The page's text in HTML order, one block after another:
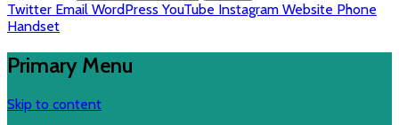
Twitter Email WordPress YouTube Instagram Website Phone
Handset
Primary Menu
Skip to content